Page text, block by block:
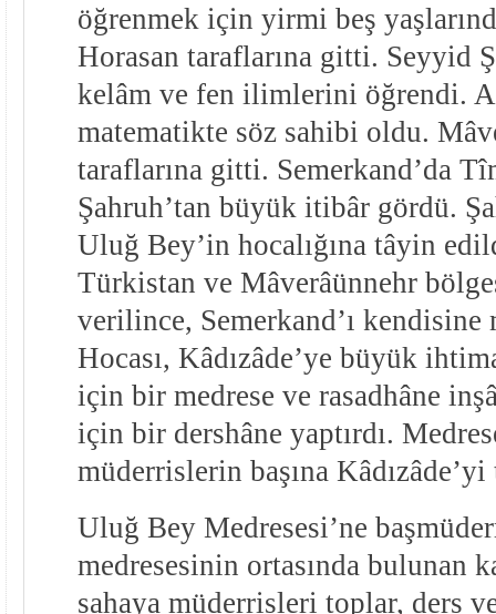
öğrenmek için yirmi beş
Horasan taraflarına gitti. Seyyid
kelâm ve fen ilimlerini öğrendi.
matematikte söz sahibi oldu.
taraflarına gitti. Semerkand’da
Şahruh’tan büyük itibâr gördü.
Uluğ Bey’in hocalığına tâyin
Türkistan ve Mâverâünnehr
verilince, Semerkand’ı kendisine
Hocası, Kâdızâde’ye büyük
için bir medrese ve rasadhâne
için bir dershâne yaptırdı.
müderrislerin başına
Uluğ Bey Medresesi’ne
medresesinin ortasında bulunan
sahaya müderrisleri toplar, ders